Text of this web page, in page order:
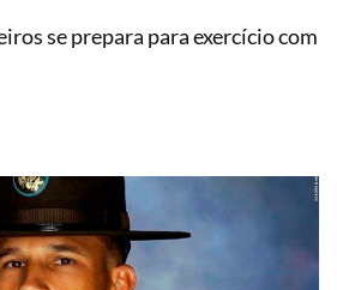
se prepara para exercício com